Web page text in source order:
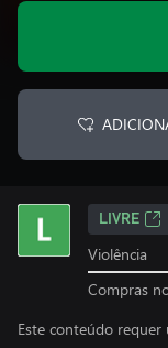
LIVRE
Violência
Compras
Este conteúdo